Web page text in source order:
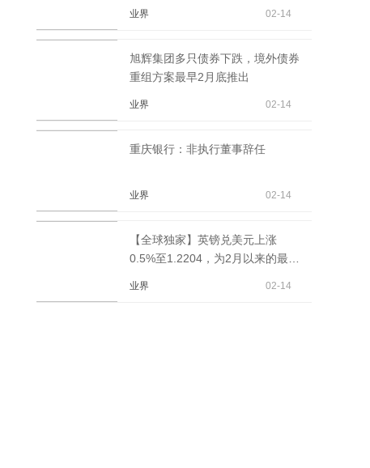
业界 02-14
旭辉集团多只债券下跌，境外债券
重组方案最早2月底推出
业界 02-14
重庆银行：非执行董事辞任
业界 02-14
【全球独家】英镑兑美元上涨
0.5%至1.2204，为2月以来的最高
业界 02-14